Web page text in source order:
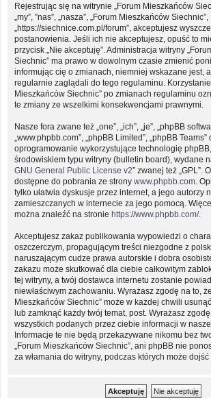
Rejestrując się na witrynie „Forum Mieszkańców
„my”, ”nas”, „nasza”, „Forum Mieszkańców Siechnic”,
„https://siechnice.com.pl/forum”, akceptujesz
postanowienia. Jeśli ich nie akceptujesz, opuść to
przycisk „Nie akceptuję”. Administracja witryny
Siechnic” ma prawo w dowolnym czasie zmienić
informując cię o zmianach, niemniej wskazane jest,
regularnie zaglądali do tego regulaminu.
Mieszkańców Siechnic” po zmianach regulaminu
te zmiany ze wszelkimi konsekwencjami prawnymi.
Nasze fora zwane też „one”, „ich”, „je”, „phpBB
„www.phpbb.com”, „phpBB Limited”, „phpBB
oprogramowanie wykorzystujące technologię
środowiskiem typu witryny (bulletin board), wydane
GNU General Public License v2” zwanej też „GPL”.
dostępne do pobrania ze strony www.phpbb.com .
tylko ułatwia dyskusje przez internet, a jego autorzy
zamieszczanych w internecie za jego pomocą.
można znaleźć na stronie https://www.phpbb.com/.
Akceptujesz zakaz publikowania wypowiedzi o
oszczerczym, propagującym treści niezgodne z
naruszającym cudze prawa autorskie i dobra
zakazu może skutkować dla ciebie całkowitym
tej witryny, a twój dostawca internetu zostanie
niewłaściwym zachowaniu. Wyrażasz zgodę na to,
Mieszkańców Siechnic” może w każdej chwili
lub zamknąć każdy twój temat, post. Wyrażasz
wszystkich podanych przez ciebie informacji w
Informacje te nie będą przekazywane nikomu bez
„Forum Mieszkańców Siechnic”, ani phpBB nie
za włamania do witryny, podczas których może